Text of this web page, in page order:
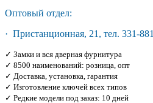
Оптовый отдел:
· Пристанционная, 21, тел. 331-881
✓ Замки и вся дверная фурнитура
✓ 8500 наименований: розница, опт
✓ Доставка, установка, гарантия
✓ Изготовление ключей всех типов
✓ Редкие модели под заказ: 10 дней